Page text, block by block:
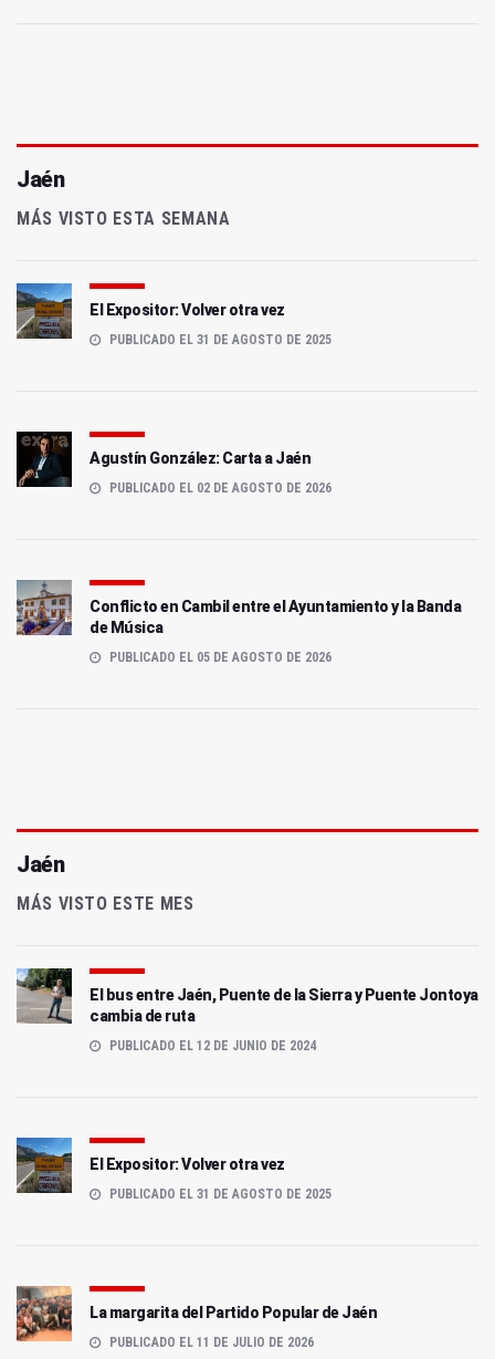
Jaén
MÁS VISTO ESTA SEMANA
El Expositor: Volver otra vez
PUBLICADO EL 31 DE AGOSTO DE 2025
Agustín González: Carta a Jaén
PUBLICADO EL 02 DE AGOSTO DE 2026
Conflicto en Cambil entre el Ayuntamiento y la Banda
de Música
PUBLICADO EL 05 DE AGOSTO DE 2026
Jaén
MÁS VISTO ESTE MES
El bus entre Jaén, Puente de la Sierra y Puente Jontoya
cambia de ruta
PUBLICADO EL 12 DE JUNIO DE 2024
El Expositor: Volver otra vez
PUBLICADO EL 31 DE AGOSTO DE 2025
La margarita del Partido Popular de Jaén
PUBLICADO EL 11 DE JULIO DE 2026